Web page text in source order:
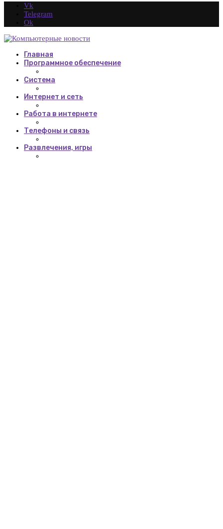
Vk
Telegram
Ok
Главная
Программное обеспечение
Система
Интернет и сеть
Работа в интернете
Телефоны и связь
Развлечения, игры